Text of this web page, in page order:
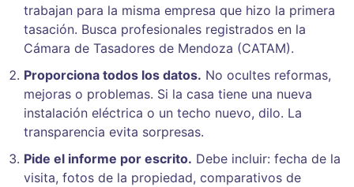
trabajan para la misma empresa que hizo la primera
tasación. Busca profesionales registrados en la
Cámara de Tasadores de Mendoza (CATAM).
Proporciona todos los datos. No ocultes reformas,
mejoras o problemas. Si la casa tiene una nueva
instalación eléctrica o un techo nuevo, dilo. La
transparencia evita sorpresas.
Pide el informe por escrito. Debe incluir: fecha de la
visita, fotos de la propiedad, comparativos de